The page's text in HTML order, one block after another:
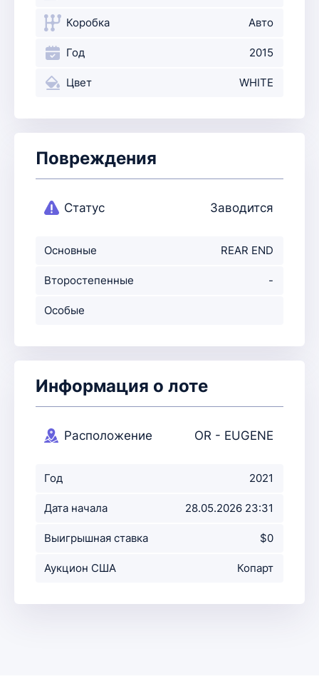
Коробка Авто
Год 2015
Цвет WHITE
Повреждения
Статус Заводится
Основные
повреждения
REAR END
Второстепенные
повр-ния
-
Особые
Информация о лоте
Расположение
OR - EUGENE
Год 2021
Дата начала
аукциона
28.05.2026 23:31
Выигрышная ставка $0
Аукцион США Копарт